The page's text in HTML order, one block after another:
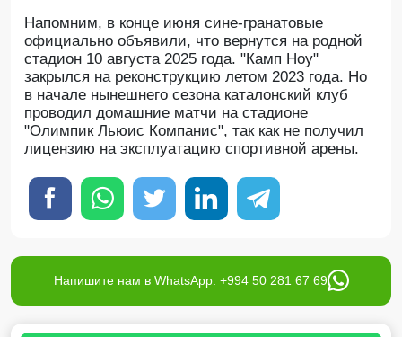
Напомним, в конце июня сине-гранатовые
официально объявили, что вернутся на родной
стадион 10 августа 2025 года. "Камп Ноу"
закрылся на реконструкцию летом 2023 года. Но
в начале нынешнего сезона каталонский клуб
проводил домашние матчи на стадионе
"Олимпик Льюис Компанис", так как не получил
лицензию на эксплуатацию спортивной арены.
Напишите нам в WhatsApp: +994 50 281 67 69